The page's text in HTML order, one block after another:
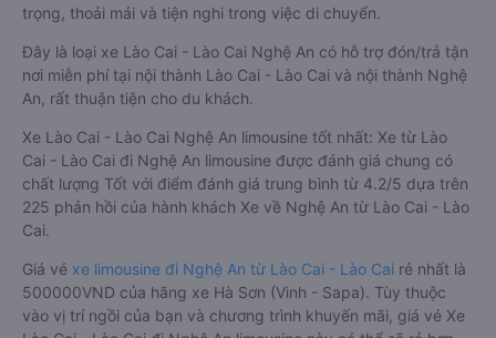
trọng, thoải mái và tiện nghi trong việc di chuyển.
Đây là loại xe Lào Cai - Lào Cai Nghệ An có hỗ trợ đón/trả tận
nơi miễn phí tại nội thành Lào Cai - Lào Cai và nội thành Nghệ
An, rất thuận tiện cho du khách.
Xe Lào Cai - Lào Cai Nghệ An limousine tốt nhất: Xe từ Lào
Cai - Lào Cai đi Nghệ An limousine được đánh giá chung có
chất lượng Tốt với điểm đánh giá trung bình từ 4.2/5 dựa trên
225 phản hồi của hành khách Xe về Nghệ An từ Lào Cai - Lào
Cai.
Giá vé xe limousine đi Nghệ An từ Lào Cai - Lào Cai rẻ nhất là
500000VND của hãng xe Hà Sơn (Vinh - Sapa). Tùy thuộc
vào vị trí ngồi của bạn và chương trình khuyến mãi, giá vé Xe